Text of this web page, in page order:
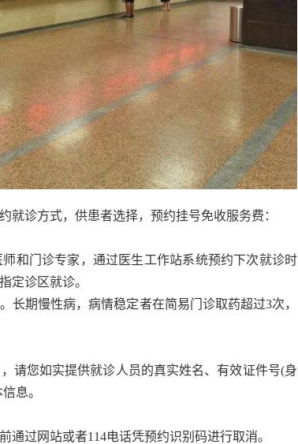
就诊方式，供患者选择，预约挂号免收服务费：
和门诊专家，通过医生工作站系统预约下次就诊时
定诊区就诊。
长期慢性病，病情稳定者在简易门诊取药超过3次，
请您如实提供就诊人员的真实姓名、有效证件号(身
息。
过网站或者114电话凭预约识别码进行取消。